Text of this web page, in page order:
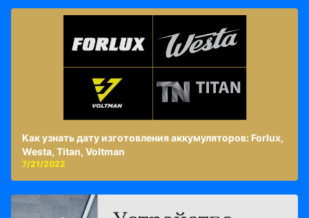
Как узнать дату изготовления аккумуляторов: Forlux,
Westa, Titan, Voltman
7/21/2022